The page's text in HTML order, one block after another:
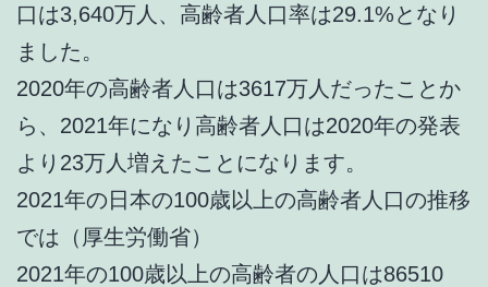
口は3,640万人、高齢者人口率は29.1%となり
ました。
2020年の高齢者人口は3617万人だったことか
ら、2021年になり高齢者人口は2020年の発表
より23万人増えたことになります。
2021年の日本の100歳以上の高齢者人口の推移
では（厚生労働省）
2021年の100歳以上の高齢者の人口は86510